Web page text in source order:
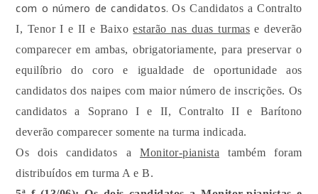
com o número de candidatos.Os Candidatos a Contralto
I, Tenor I e II e Baixoestarão nas duas turmas e deverão
comparecer em ambas, obrigatoriamente, para preservar o
equilíbrio do coro e igualdade de oportunidade aos
candidatos dos naipes com maior número de inscrições. Os
candidatos a Soprano I e II, Contralto II e Barítono
deverão comparecer somente na turma indicada.
Os dois candidatos aMonitor-pianista também foram
distribuídos em turma A e B.